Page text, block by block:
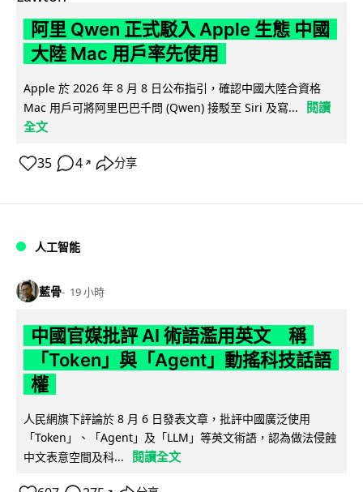
阿里 Qwen 正式駁入 Apple 生態 中國
大陸 Mac 用戶率先使用
Apple 於 2026 年 8 月 8 日公布指引，確認中國大陸合資格
Mac 用戶可將阿里巴巴千問 (Qwen) 接駁至 Siri 及寫...
閱讀
全文
35 4 ↗ 分享
人工智能
藍骨 19 小時
中國官媒批評 AI 術語濫用英文 稱
「Token」與「Agent」動搖科技話語
權
人民網旗下評論於 8 月 6 日發表文章，批評中國廣泛使用
「Token」、「Agent」及「LLM」等英文術語，認為做法侵蝕
中文表意空間及科...
閱讀全文